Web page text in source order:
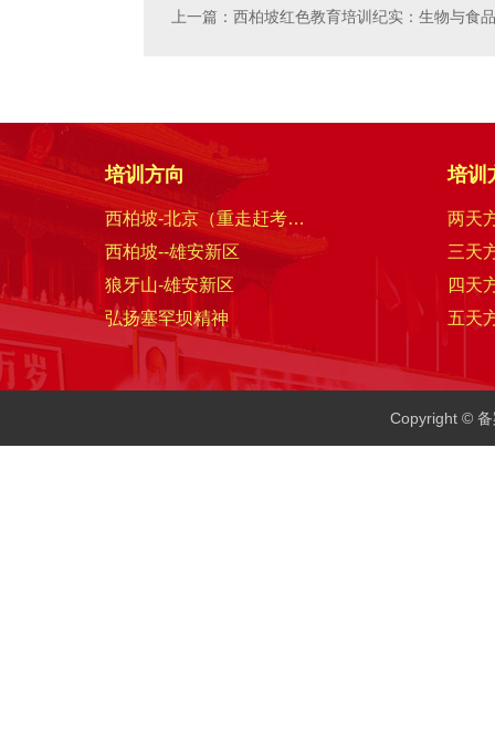
上一篇：西柏坡红色教育培训纪实：生物与食
培训方向
西柏坡-北京（重走赶考路）
西柏坡--雄安新区
狼牙山-雄安新区
弘扬塞罕坝精神
培训
两天
三天
四天
五天
Copyright ©